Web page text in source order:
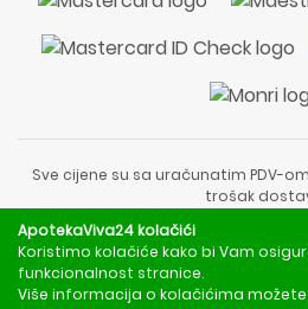
Sve cijene su sa uračunatim PDV-
trošak
liječnički pregled ili
Za obavijesti o mjerama opreza,
obratite se svom liječniku
ApotekaViva24 kolačići
Koristimo kolačiće kako bi Vam
funkcionalnost stranice.
Više informacija o kolačićima